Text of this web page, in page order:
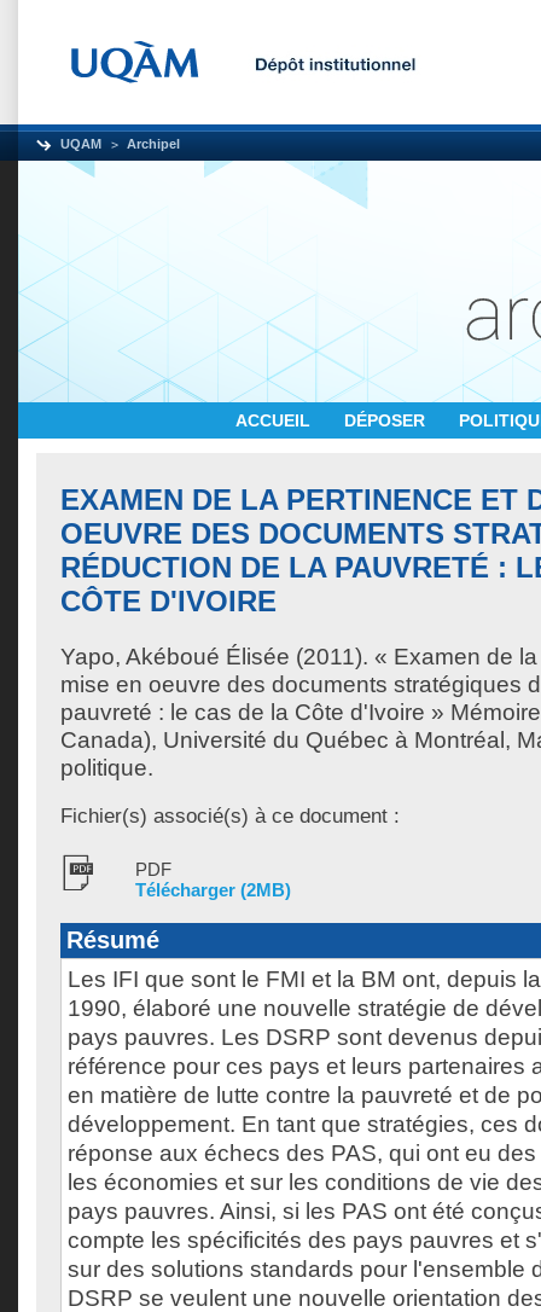
UQAM Archipel
ACCUEIL DÉPOSER
EXAMEN DE LA PERTINENCE ET
OEUVRE DES DOCUMENTS
RÉDUCTION DE LA PAUVRETÉ :
CÔTE D'IVOIRE
Yapo, Akéboué Élisée (2011). « Examen de
mise en oeuvre des documents stratégiques
pauvreté : le cas de la Côte d'Ivoire »
Canada), Université du Québec à Montréal,
politique.
Fichier(s) associé(s) à ce document :
PDF
Télécharger (2MB)
Résumé
Les IFI que sont le FMI et la BM ont, depuis
1990, élaboré une nouvelle stratégie de
pays pauvres. Les DSRP sont devenus
référence pour ces pays et leurs partenaires
en matière de lutte contre la pauvreté et de
développement. En tant que stratégies, ces
réponse aux échecs des PAS, qui ont eu
les économies et sur les conditions de vie
pays pauvres. Ainsi, si les PAS ont été
compte les spécificités des pays pauvres et
sur des solutions standards pour l'ensemble
DSRP se veulent une nouvelle orientation